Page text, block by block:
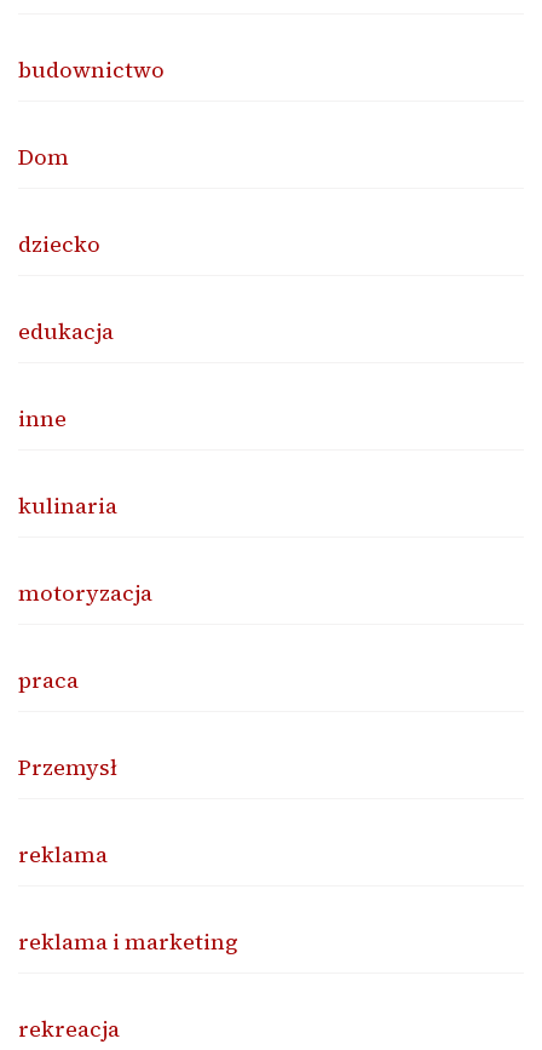
budownictwo
Dom
dziecko
edukacja
inne
kulinaria
motoryzacja
praca
Przemysł
reklama
reklama i marketing
rekreacja